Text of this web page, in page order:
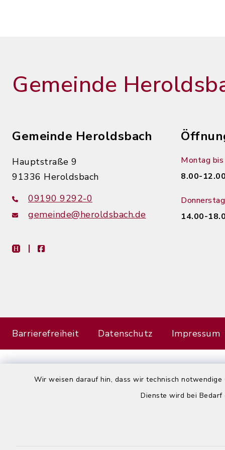
Wir weisen darauf hin, dass wir technisch
Dienste wird bei
Gemeinde
Gemeinde Heroldsbach
Hauptstraße 9
91336 Heroldsbach
09190 9292-0
gemeinde@heroldsbach.de
heimat-infofacebook
Montag
8.00-
14.00-
Barrierefreiheit Datenschutz Impressum